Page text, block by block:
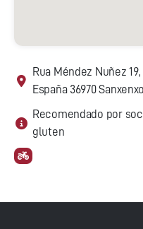
Rua Méndez Nuñez
España 36970
Recomendado por
gluten